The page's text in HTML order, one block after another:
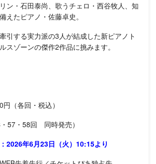
ン・石田泰尚、歌うチェロ・西谷牧人、知
えたピアノ・佐藤卓史。
引する実力派の3人が結成した新ピアノト
スゾーンの傑作2作品に挑みます。
（各回・税込）
57・58回 同時発売）
2026年6月23日（火）10:15より